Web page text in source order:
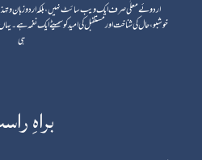
اردوئے معلٰی صرف ایک ویب سائٹ نہیں، بلکہ اردو زبان و
خوشبو، حال کی شناخت اور مستقبل کی امید کو سمیٹے ایک نغمہ ہے۔
ہی
براہِ